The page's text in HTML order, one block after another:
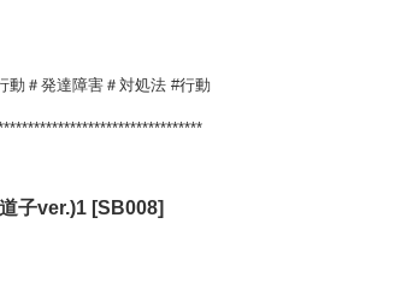
＃発達障害＃対処法 #行動
子ver.)1 [SB008]